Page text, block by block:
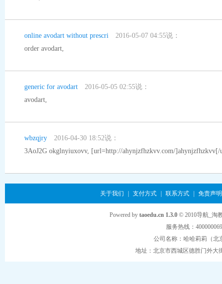
online avodart without prescri
2016-05-07 04:55说：
order avodart,
generic for avodart
2016-05-05 02:55说：
avodart,
wbzqjry
2016-04-30 18:52说：
3AoJ2G okglnyiuxovv, [url=http://ahynjzfhzkvv.com/
关于我们 支付方式 联系方式 免责声明
Powered by taoedu.cn 1.3.0© 2010导航_淘
服务热线：
公司名称：哈哈莉莉（
地址：北京市西城区德胜门外大